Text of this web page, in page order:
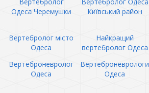
Одеса Черемушки
Київський район
Вертебролог місто
Одеса
Найкращий
вертебролог Одеса
Вертеброневролог
Одеса
Вертеброневрологи
Одеса